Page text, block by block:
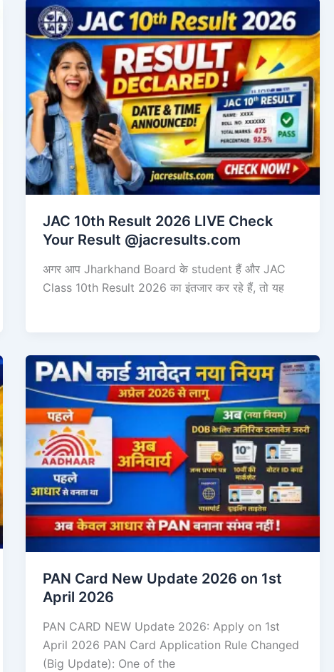
JAC 10th Result 2026 LIVE Check
Your Result @jacresults.com
अगर आप Jharkhand Board के student हैं और JAC
Class 10th Result 2026 का इंतजार कर रहे हैं, तो यह
PAN Card New Update 2026 on 1st
April 2026
PAN CARD NEW Update 2026: Apply on 1st
April 2026 PAN Card Application Rule Changed
(Big Update): One of the